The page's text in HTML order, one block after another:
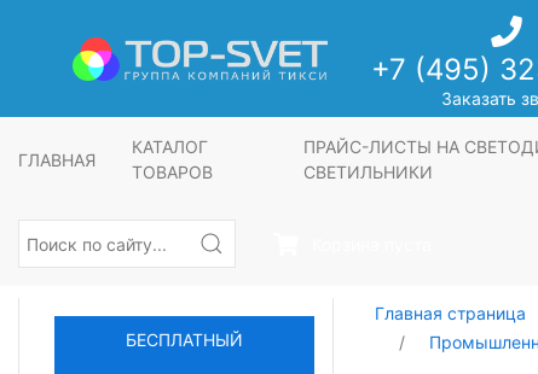
+7 (495)
Заказать
ГЛАВНАЯ
КАТАЛОГ
ТОВАРОВ
ПРАЙС-ЛИСТЫ НА
СВЕТИЛЬНИКИ
БЕСПЛАТНЫЙ
Главная страница